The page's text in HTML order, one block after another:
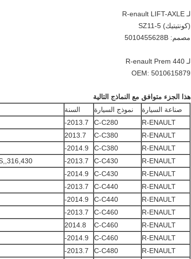
لـ R-enault LIFT-AXLE
(كونتيتيك) SZ11-5
مصمم: 5010455628B
لـ R-enault Prem 440
OEM: 5010615879
هذا الجزء متوافق مع النماذج التالية
صناعة السيارة
نموذج السيارة السنة
R-ENAULT
C-C280
2013.7-
R-ENAULT
C-C380
2013.7
R-ENAULT
C-C380
2014.9-
R-ENAULT
C-C430
2013.7-
316,430,,EU, PLATFORM/CHASSIS (منصة/شاسيس)
R-ENAULT
C-C430
2014.9-
R-ENAULT
C-C440
2013.7-
R-ENAULT
C-C440
2014.9-
R-ENAULT
C-C460
2013.7-
R-ENAULT
C-C460
2014.8
R-ENAULT
C-C460
2014.9-
R-ENAULT
C-C480
2013.7-